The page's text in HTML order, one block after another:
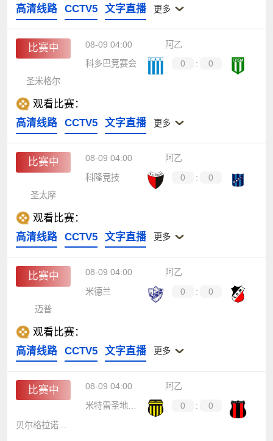
高清线路
CCTV5 文字直播 更多
比赛中 08-09 04:00
阿乙
科多巴竞赛会
0 :
0
圣米格尔
观看比赛：
高清线路
CCTV5 文字直播 更多
比赛中 08-09 04:00
阿乙
科隆竞技
0 :
0
圣太摩
观看比赛：
高清线路
CCTV5 文字直播 更多
比赛中 08-09 04:00
阿乙
米德兰
0 :
0
迈普
观看比赛：
高清线路
CCTV5 文字直播 更多
比赛中 08-09 04:00
阿乙
米特雷圣地亚哥竞技
0 : 0